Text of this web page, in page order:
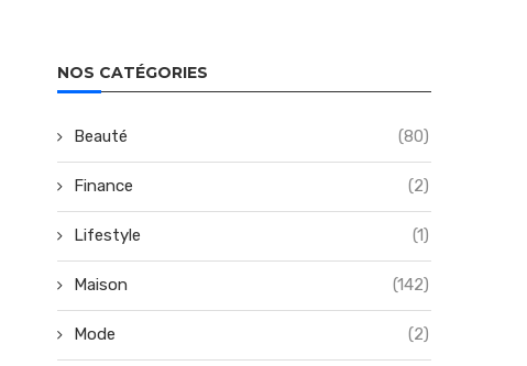
NOS CATÉGORIES
Beauté (80)
Finance (2)
Lifestyle (1)
Maison (142)
Mode (2)